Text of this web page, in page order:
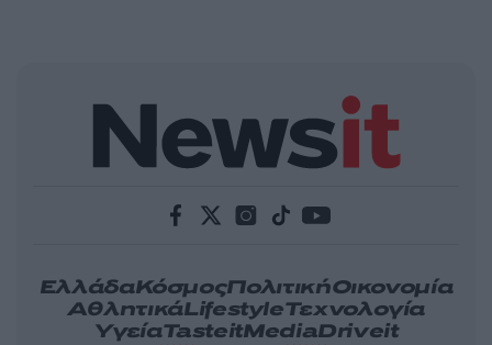
ΕλλάδαΚόσμοςΠολιτικήΟικονομία
ΑθλητικάLifestyleΤεχνολογία
ΥγείαTasteitMediaDriveit